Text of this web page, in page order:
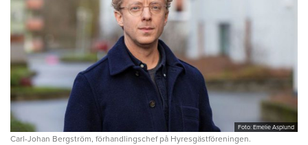
Foto: Emelie Asplund
Carl-Johan Bergström, förhandlingschef på Hyresgästföreningen.